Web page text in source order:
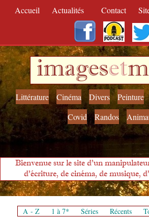
Accueil Actualités Contact
imageset
Littérature Cinéma Divers Peinture
Covid
Randos
Bienvenue sur le site d'un
d'écriture, de cinéma, de musique,
A - Z 1 à 7* Séries Récents